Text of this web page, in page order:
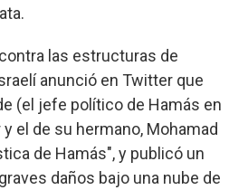
las estructuras de
anunció en Twitter que
(el jefe político de Hamás en
y el de su hermano, Mohamad
de Hamás", y publicó un
daños bajo una nube de